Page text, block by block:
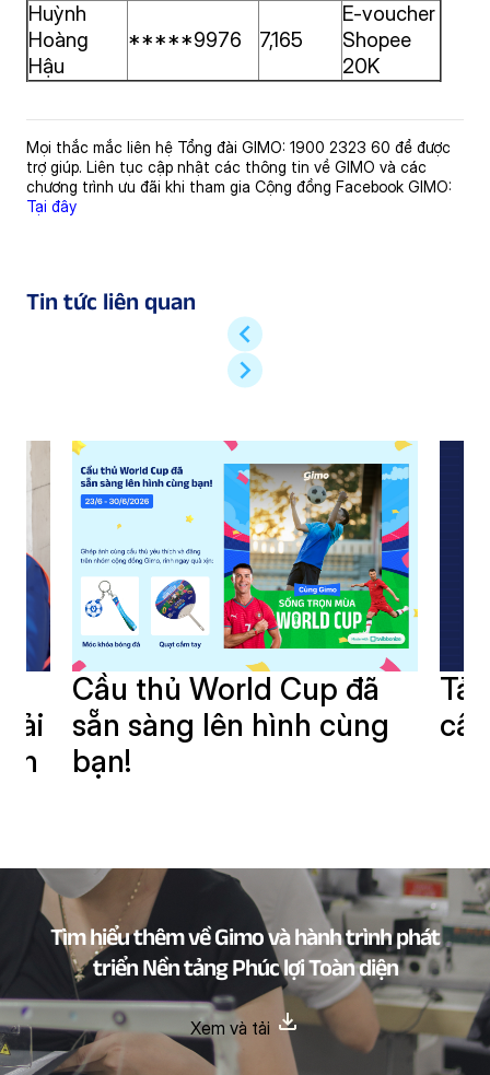
Huỳnh
Hoàng
Hậu
*****9976 7,165
E-voucher
Shopee
20K
Mọi thắc mắc liên hệ Tổng đài GIMO: 1900 2323 60 để được
trợ giúp. Liên tục cập nhật các thông tin về GIMO và các
chương trình ưu đãi khi tham gia Cộng đồng Facebook GIMO:
Tại đây
Tin tức liên quan
Cầu thủ World Cup đã
sẵn sàng lên hình cùng
bạn!
Tìm hiểu thêm về Gimo và hành trình phát
triển Nền tảng Phúc lợi Toàn diện
Xem và tải